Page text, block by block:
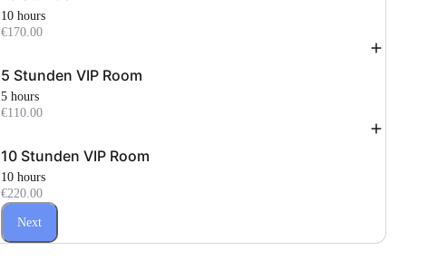
10 hours
€170.00
5 Stunden VIP Room
5 hours
€110.00
10 Stunden VIP Room
10 hours
€220.00
Next